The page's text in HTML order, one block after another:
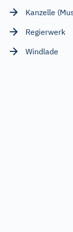
Kanzelle
Regierwerk
Windlade